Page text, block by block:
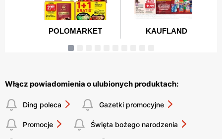
Włącz powiadomienia o ulubionych produktach:
Ding poleca Gazetki promocyjne
Promocje Święta bożego narodzenia